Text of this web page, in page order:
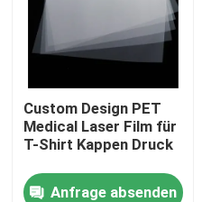
Startseite
Custom Design PET
Medical Laser Film für
T-Shirt Kappen Druck
Anfrage absenden